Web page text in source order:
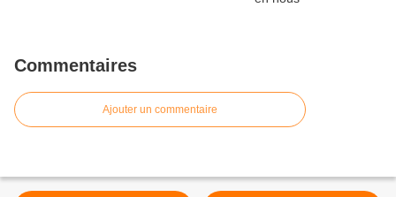
Commentaires
Ajouter un commentaire